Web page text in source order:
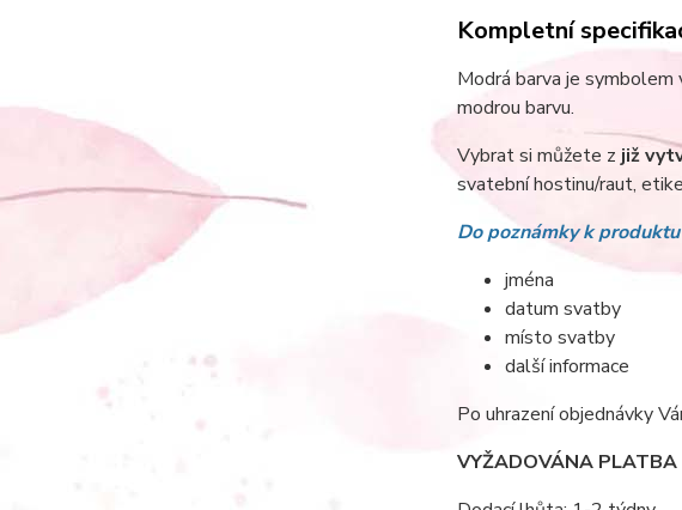
Kompletní
Modrá barva je
modrou barvu.
Vybrat si můžete z již
svatební hostinu/raut,
Do poznámky k
jména
datum svatby
místo svatby
další informace
Po uhrazení objednávky
VYŽADOVÁNA PLATBA